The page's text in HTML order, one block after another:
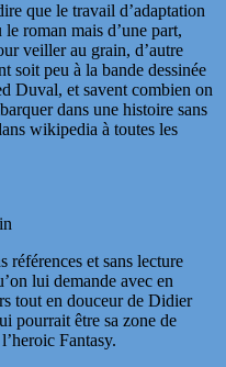
que le travail d’adaptation
roman mais d’une part,
veiller au grain, d’autre
soit peu à la bande dessinée
Duval, et savent combien on
dans une histoire sans
wikipedia à toutes les
références et sans lecture
lui demande avec en
tout en douceur de Didier
pourrait être sa zone de
Fantasy.